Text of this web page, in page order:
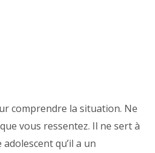
comprendre la situation. Ne
vous ressentez. Il ne sert à
qu’il a un